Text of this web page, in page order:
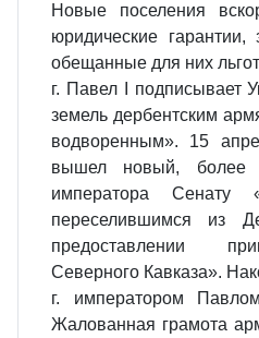
Новые поселения
юридические
обещанные для них
г. Павел I подписывает
земель дербентским
водворенным». 15
вышел новый, более
императора Сенату
переселившимся из
предоставлении
Северного Кавказа».
г. императором
Жалованная грамота